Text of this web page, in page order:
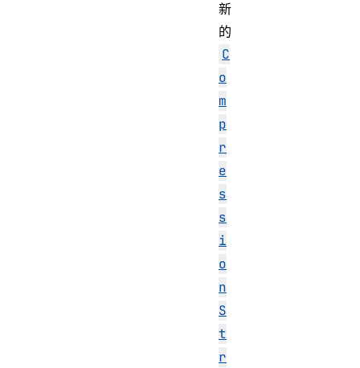
新
的
C
o
m
p
r
e
s
s
i
o
n
S
t
r